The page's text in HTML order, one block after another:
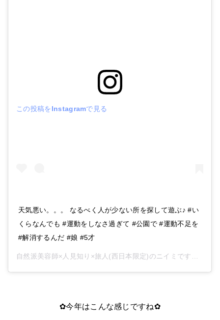
この投稿をInstagramで見る
天気悪い。。。 なるべく人が少ない所を探して遊ぶ♪ #い
くらなんでも #運動をしなさ過ぎて #公園で #運動不足を
#解消するんだ #娘 #5才
✿今年はこんな感じですね✿